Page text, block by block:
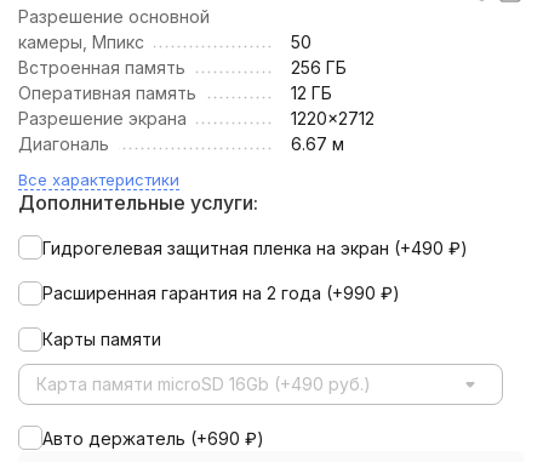
Разрешение основной
камеры, Мпикс
50
Встроенная память
256 ГБ
Оперативная память
12 ГБ
Разрешение экрана
1220x2712
Диагональ
6.67 м
Все характеристики
Дополнительные услуги:
Гидрогелевая защитная пленка на экран (+490 ₽)
Расширенная гарантия на 2 года (+990 ₽)
Карты памяти
Карта памяти microSD 16Gb (+490 руб.)
Авто держатель (+690 ₽)